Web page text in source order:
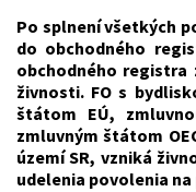
Po splnení všetkých
do obchodného
obchodného registra
živnosti. FO s
štátom EÚ,
zmluvným štátom
území SR, vzniká
udelenia povolenia